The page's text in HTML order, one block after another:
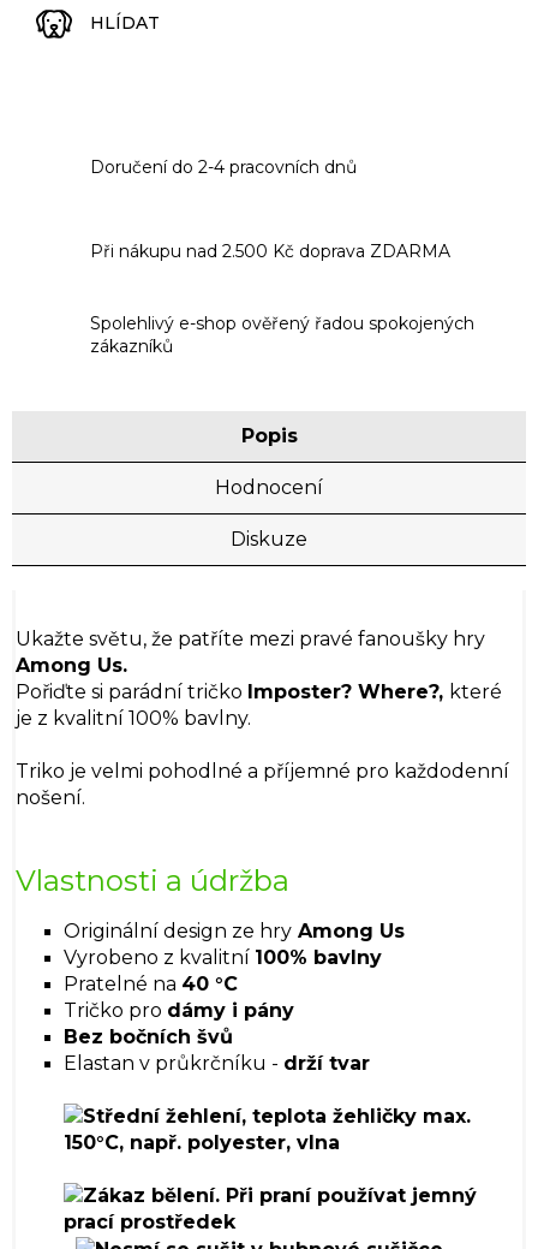
HLÍDAT
Doručení do 2-4 pracovních dnů
Při nákupu nad 2.500 Kč doprava ZDARMA
Spolehlivý e-shop ověřený řadou spokojených
zákazníků
Popis
Hodnocení
Diskuze
Ukažte světu, že patříte mezi pravé fanoušky hry
Among Us.
Pořiďte si parádní tričko Imposter? Where?, které
je z kvalitní 100% bavlny.
Triko je velmi pohodlné a příjemné pro každodenní
nošení.
Vlastnosti a údržba
Originální design ze hry Among Us
Vyrobeno z kvalitní 100% bavlny
Pratelné na 40 °C
Tričko pro dámy i pány
Bez bočních švů
Elastan v průkrčníku - drží tvar